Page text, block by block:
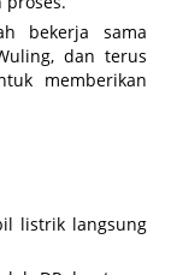
bekerja sama
dan terus
memberikan
listrik langsung